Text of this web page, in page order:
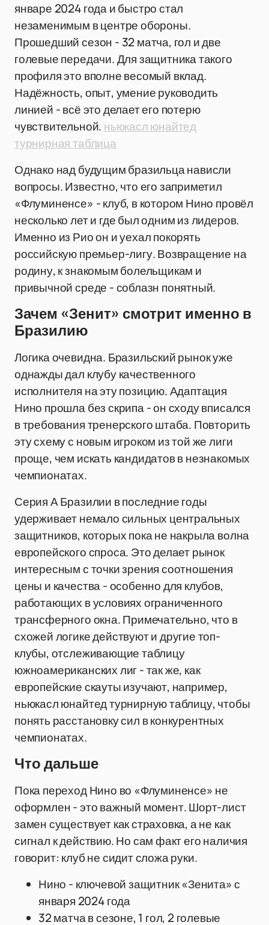
январе 2024 года и быстро стал
незаменимым в центре обороны.
Прошедший сезон - 32 матча, гол и две
голевые передачи. Для защитника такого
профиля это вполне весомый вклад.
Надёжность, опыт, умение руководить
линией - всё это делает его потерю
чувствительной. ньюкасл юнайтед
турнирная таблица
Однако над будущим бразильца нависли
вопросы. Известно, что его заприметил
«Флуминенсе» - клуб, в котором Нино провёл
несколько лет и где был одним из лидеров.
Именно из Рио он и уехал покорять
российскую премьер-лигу. Возвращение на
родину, к знакомым болельщикам и
привычной среде - соблазн понятный.
Зачем «Зенит» смотрит именно в
Бразилию
Логика очевидна. Бразильский рынок уже
однажды дал клубу качественного
исполнителя на эту позицию. Адаптация
Нино прошла без скрипа - он сходу вписался
в требования тренерского штаба. Повторить
эту схему с новым игроком из той же лиги
проще, чем искать кандидатов в незнакомых
чемпионатах.
Серия А Бразилии в последние годы
удерживает немало сильных центральных
защитников, которых пока не накрыла волна
европейского спроса. Это делает рынок
интересным с точки зрения соотношения
цены и качества - особенно для клубов,
работающих в условиях ограниченного
трансферного окна. Примечательно, что в
схожей логике действуют и другие топ-
клубы, отслеживающие таблицу
южноамериканских лиг - так же, как
европейские скауты изучают, например,
ньюкасл юнайтед турнирную таблицу, чтобы
понять расстановку сил в конкурентных
чемпионатах.
Что дальше
Пока переход Нино во «Флуминенсе» не
оформлен - это важный момент. Шорт-лист
замен существует как страховка, а не как
сигнал к действию. Но сам факт его наличия
говорит: клуб не сидит сложа руки.
Нино - ключевой защитник «Зенита» с
января 2024 года
32 матча в сезоне, 1 гол, 2 голевые